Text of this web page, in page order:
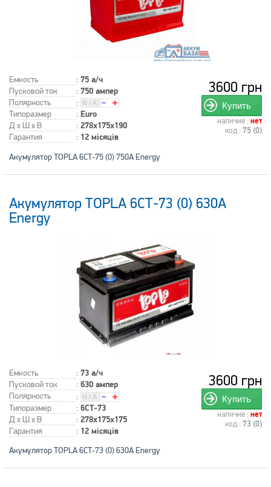
Емкость : 75 а/ч
Пусковой ток : 750 ампер
Полярность
:
Типоразмер
: Euro
Д x Ш x В : 278x175x190
Гарантия : 12 місяців
3600 грн
Купить
наличие : нет
код : 75 (0)
Акумулятор TOPLA 6СТ-75 (0) 750А Energy
Акумулятор TOPLA 6СТ-73 (0) 630А
Energy
Емкость : 73 а/ч
Пусковой ток : 630 ампер
Полярность
:
Типоразмер
: 6СТ-73
Д x Ш x В : 278x175x175
Гарантия : 12 місяців
3600 грн
Купить
наличие : нет
код : 73 (0)
Акумулятор TOPLA 6СТ-73 (0) 630А Energy